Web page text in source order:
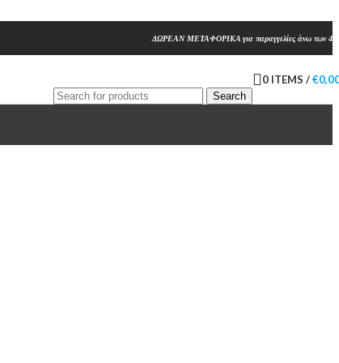
ΔΩΡΕΑΝ ΜΕΤΑΦΟΡΙΚΑ για παραγγελίες άνω των
Search
0 ITEMS /€